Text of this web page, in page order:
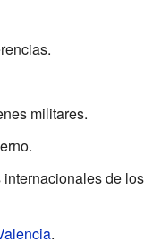
militares.
de los
.